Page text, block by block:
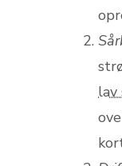
lav